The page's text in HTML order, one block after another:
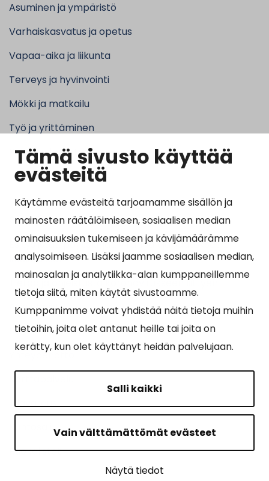
Tämä sivusto käyttää
evästeitä
Käytämme evästeitä tarjoamamme sisällön ja
mainosten räätälöimiseen, sosiaalisen median
ominaisuuksien tukemiseen ja kävijämäärämme
analysoimiseen. Lisäksi jaamme sosiaalisen median,
mainosalan ja analytiikka-alan kumppaneillemme
tietoja siitä, miten käytät sivustoamme.
Kumppanimme voivat yhdistää näitä tietoja muihin
tietoihin, joita olet antanut heille tai joita on
kerätty, kun olet käyttänyt heidän palvelujaan.
Salli kaikki
Vain välttämättömät evästeet
Näytä tiedot
Asuminen ja ympäristö
Varhaiskasvatus ja opetus
Vapaa-aika ja liikunta
Terveys ja hyvinvointi
Mökki ja matkailu
Työ ja yrittäminen
Kunta ja hallinto
Suosituimmat sivut
Esityslistat, pöytäkirjat, viranhaltijapäätökset ja
kuulutukset
Tietoa ja ohjeistusta koronavirukseen liittyen
Asiointipiste
Sähköinen asiointi
Yhteydenotto
Tilavaraus
Ruokalistat